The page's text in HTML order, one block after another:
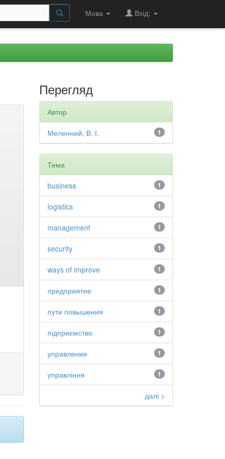
Мова Вхід:
Перегляд
Автор
1
Меленний, В. І.
Тема
1
business
1
logistics
1
management
1
security
1
ways of improve
1
предприятие
1
пути повышения
1
підприємство
1
управление
1
управління
далі >